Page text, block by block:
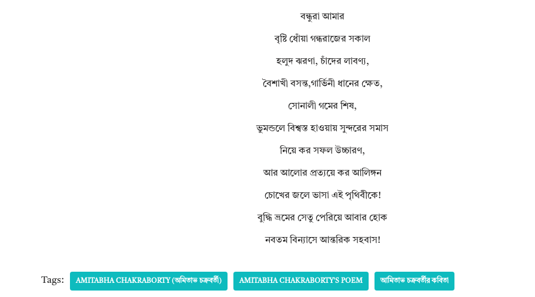
বন্ধুরা আমার
বৃষ্টি ধোঁয়া গন্ধরাজের সকাল
হলুদ ঝরণা, চাঁদের লাবণ্য,
বৈশাখী বসন্ত,গার্ভিনী ধানের ক্ষেত,
সোনালী গমের শিষ,
ভুমন্ডলে বিশ্বস্ত হাওয়ায় সুন্দরের সমাস
নিয়ে কর সফল উচ্চারণ,
আর আলোর প্রত্যয়ে কর আলিঙ্গন
চোখের জলে ভাসা এই পৃথিবীকে!
বুদ্ধি ভ্রমের সেতু পেরিয়ে আবার হোক
নবতম বিন্যাসে আন্তরিক সহবাস!
Tags: AMITABHA CHAKRABORTY (অমিতাভ চক্রবর্তী) AMITABHA CHAKRABORTY'S POEM আমিতাভ চক্রবর্তীর কবিতা